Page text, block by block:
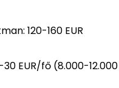
120-160 EUR
EUR/fő (8.000-12.000